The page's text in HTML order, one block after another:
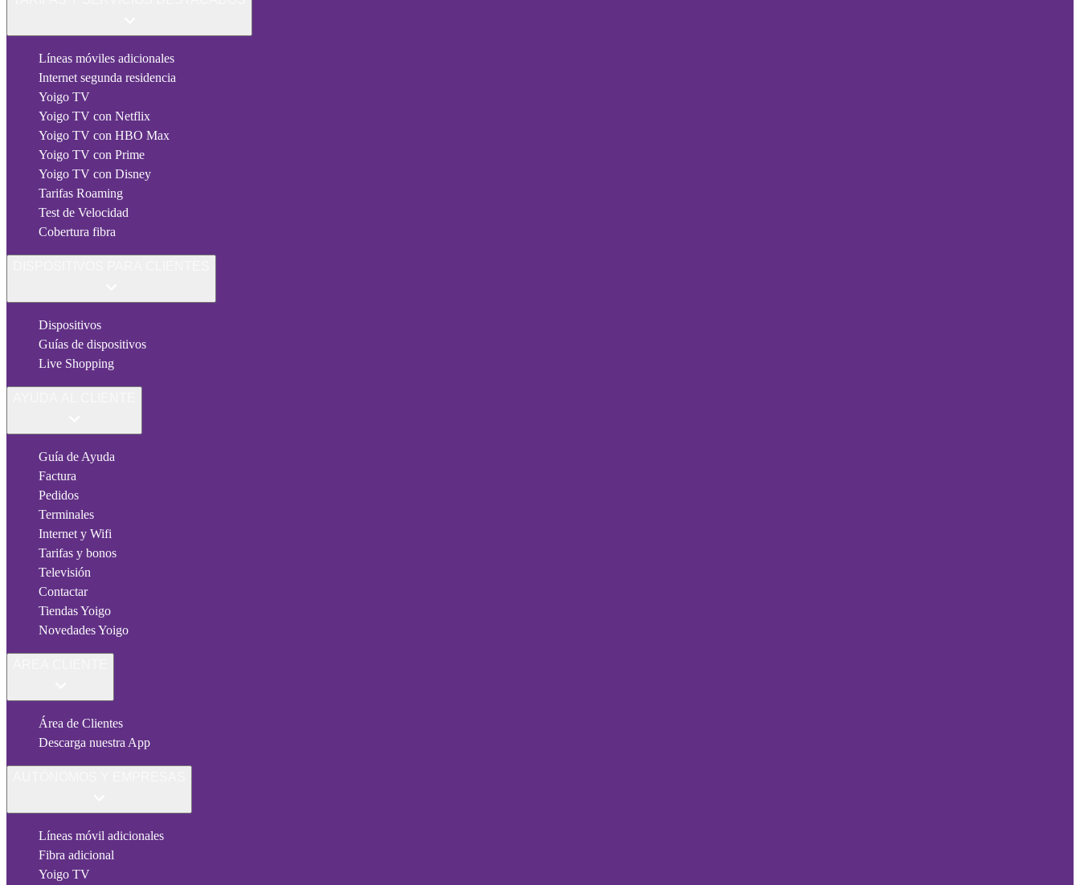
Líneas móviles adicionales
Internet segunda residencia
Yoigo TV
Yoigo TV con Netflix
Yoigo TV con HBO Max
Yoigo TV con Prime
Yoigo TV con Disney
Tarifas Roaming
Test de Velocidad
Cobertura fibra
Dispositivos
Guías de dispositivos
Live Shopping
Guía de Ayuda
Factura
Pedidos
Terminales
Internet y Wifi
Tarifas y bonos
Televisión
Contactar
Tiendas Yoigo
Novedades Yoigo
Área de Clientes
Descarga nuestra App
Líneas móvil adicionales
Fibra adicional
Yoigo TV